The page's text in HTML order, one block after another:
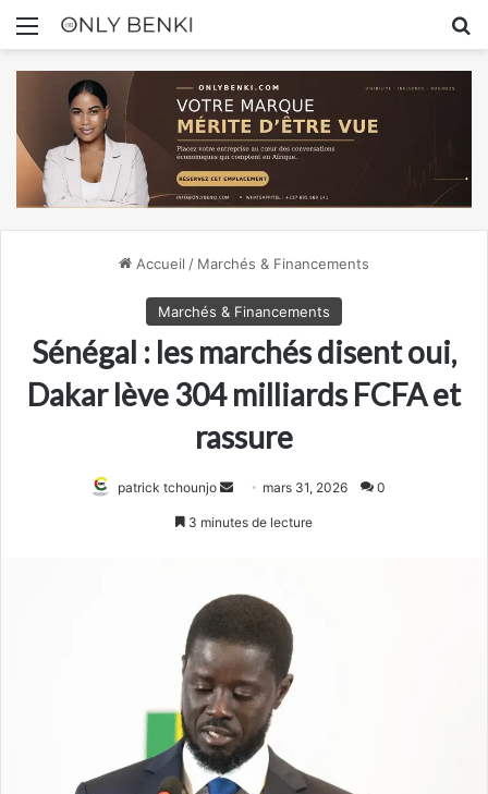
Menu
Accueil / Marchés & Financements
Marchés & Financements
Sénégal : les marchés disent oui,
Dakar lève 304 milliards FCFA et
rassure
patrick tchounjo
Envoyermars 31, 2026 0
3 minutes de lecture